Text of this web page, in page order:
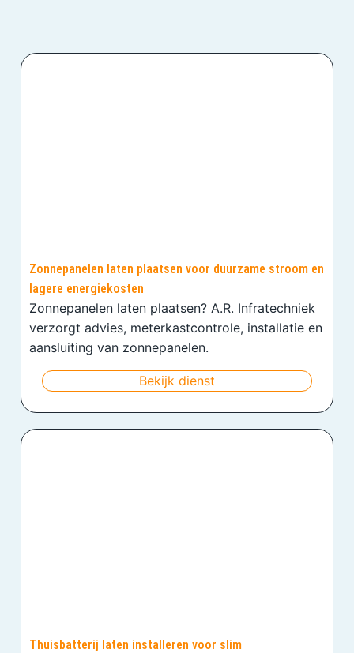
Zonnepanelen laten plaatsen voor duurzame stroom en
lagere energiekosten
Zonnepanelen laten plaatsen? A.R. Infratechniek
verzorgt advies, meterkastcontrole, installatie en
aansluiting van zonnepanelen.
Bekijk dienst
Thuisbatterij laten installeren voor slim